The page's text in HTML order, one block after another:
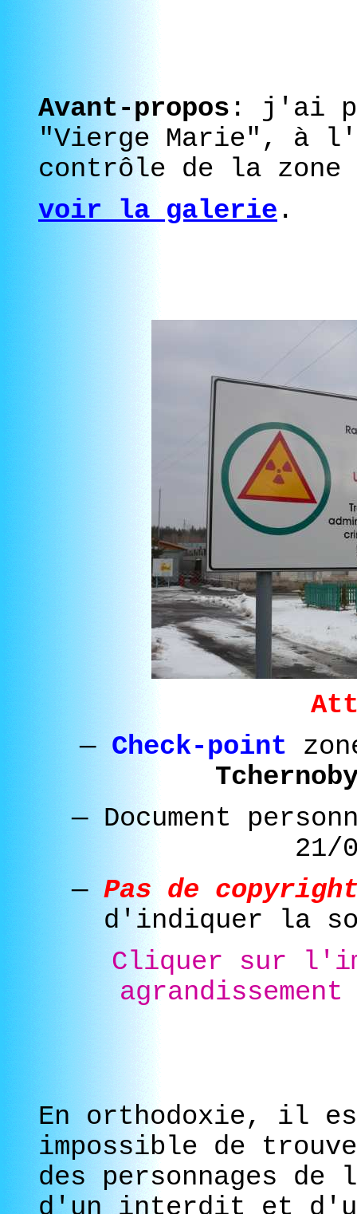
Avant-propos : j'ai
"Vierge Marie", à
contrôle de la
voir la galerie .
— Check-point
—Document
21/
— Pas de
d'indiquer la
Cliquer sur
En orthodoxie, il
impossible de
des personnages
d'un interdit et d'un